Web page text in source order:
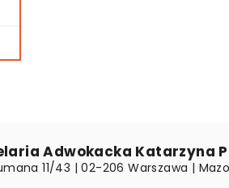
Adwokacka Katarzyna
11/43 | 02-206 Warszawa |